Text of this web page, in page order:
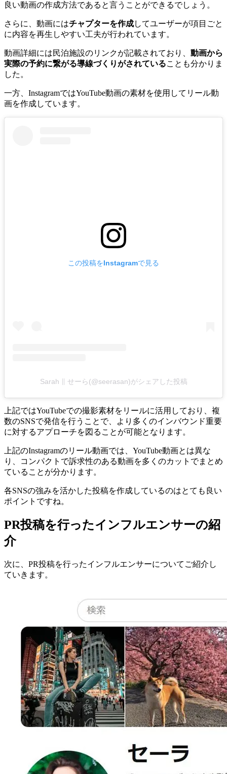
良い動画の作成方法であると言うことができるでしょう。
さらに、動画にはチャプターを作成してユーザーが項目ごと
に内容を再生しやすい工夫が行われています。
動画詳細には民泊施設のリンクが記載されており、 動画から
実際の予約に繋がる導線づくりがされていることも分かりま
した。
一方、InstagramではYouTube動画の素材を使用してリール動
画を作成しています。
この投稿をInstagramで見る
Sarah ∥ せーら(@seerasan)がシェアした投稿
上記ではYouTubeでの撮影素材をリールに活用しており、複
数のSNSで発信を行うことで、より多くのインバウンド重要
に対するアプローチを図ることが可能となります。
上記のInstagramのリール動画では、YouTube動画とは異な
り、コンパクトで訴求性のある動画を多くのカットでまとめ
ていることが分かります。
各SNSの強みを活かした投稿を作成しているのはとても良い
ポイントですね。
PR投稿を行ったインフルエンサーの紹
介
次に、PR投稿を行ったインフルエンサーについてご紹介し
ていきます。